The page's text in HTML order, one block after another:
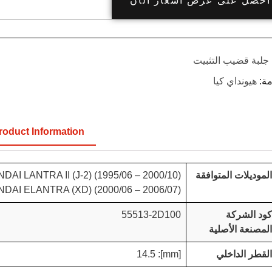
جلبة قضيب التثبيت
هيونداي كيا
Information
الموديلات المتوافقة
LANTRA II (J-2) (1995/06 – 2000/10)
ELANTRA (XD) (2000/06 – 2006/07)
كود الشركة
المصنعة الأصلية
55513-2D100
القطر الداخلي [mm]: 14.5